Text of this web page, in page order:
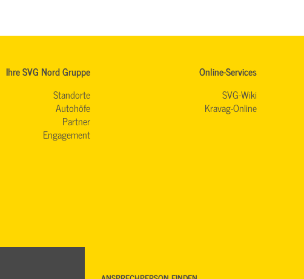
Ihre SVG Nord Gruppe
Standorte
Autohöfe
Partner
Engagement
Online-Services
SVG-Wiki
Kravag-Online